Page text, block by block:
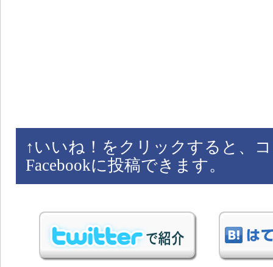
↑ いいね！をクリックすると、
Facebookに投稿できます。